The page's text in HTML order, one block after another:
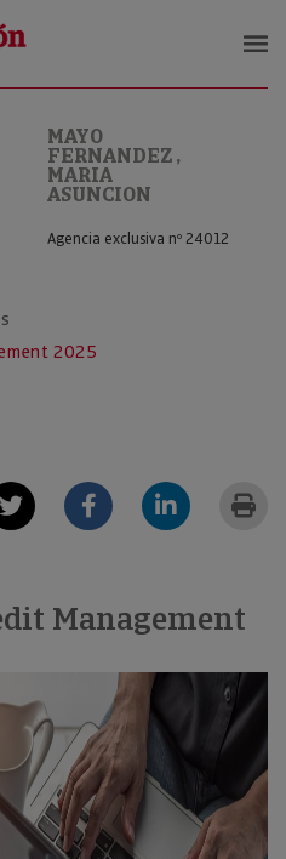
, MARIA
MAYO
FERNANDEZ ,
MARIA
ASUNCION
Agencia exclusiva nº 24012
2025
Management